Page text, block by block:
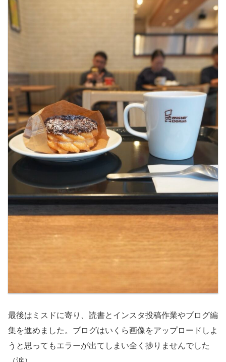
最後はミスドに寄り、読書とインスタ投稿作業やブログ編
集を進めました。ブログはいくら画像をアップロードしよ
うと思ってもエラーが出てしまい全く捗りませんでした